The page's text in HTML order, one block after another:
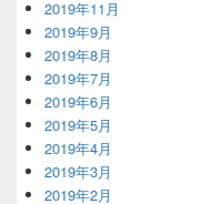
2019年11月
2019年9月
2019年8月
2019年7月
2019年6月
2019年5月
2019年4月
2019年3月
2019年2月